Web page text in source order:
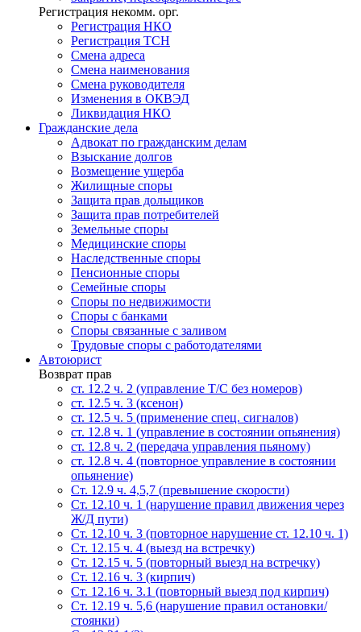
Регистрация некомм. орг.
Регистрация НКО
Регистрация ТСН
Смена адреса
Смена наименования
Смена руководителя
Изменения в ОКВЭД
Ликвидация НКО
Гражданские дела
Адвокат по гражданским делам
Взыскание долгов
Возмещение ущерба
Жилищные споры
Защита прав дольщиков
Защита прав потребителей
Земельные споры
Медицинские споры
Наследственные споры
Пенсионные споры
Семейные споры
Cпоры по недвижимости
Споры с банками
Споры связанные с заливом
Трудовые споры с работодателями
Автоюрист
Возврат прав
ст. 12.2 ч. 2 (управление Т/С без номеров)
ст. 12.5 ч. 3 (ксенон)
ст. 12.5 ч. 5 (применение спец. сигналов)
cт. 12.8 ч. 1 (управление в состоянии опьянения)
ст. 12.8 ч. 2 (передача управления пьяному)
ст. 12.8 ч. 4 (повторное управление в состоянии
опьянение)
Ст. 12.9 ч. 4,5,7 (превышение скорости)
Ст. 12.10 ч. 1 (нарушение правил движения через
Ж/Д пути)
Ст. 12.10 ч. 3 (повторное нарушение ст. 12.10 ч. 1)
Ст. 12.15 ч. 4 (выезд на встречку)
Ст. 12.15 ч. 5 (повторный выезд на встречку)
Ст. 12.16 ч. 3 (кирпич)
Ст. 12.16 ч. 3.1 (повторный выезд под кирпич)
Ст. 12.19 ч. 5,6 (нарушение правил остановки/
стоянки)